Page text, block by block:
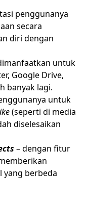
penggunanya
secara
diri dengan
untuk
Google Drive,
banyak lagi.
untuk
(seperti di media
diselesaikan
– dengan fitur
yang berbeda